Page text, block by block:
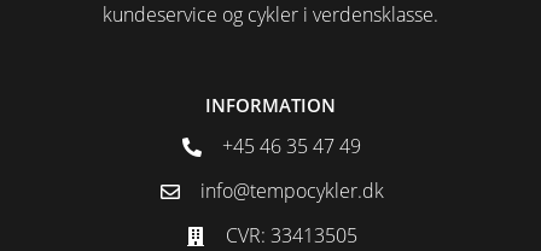
kundeservice og cykler i verdensklasse.
INFORMATION
+45 46 35 47 49
info@tempocykler.dk
CVR: 33413505